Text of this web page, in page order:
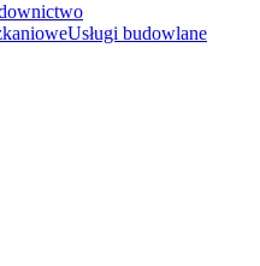
Usługi budowlane